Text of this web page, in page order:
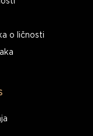
o ličnosti